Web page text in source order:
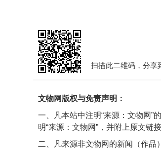
扫描此二维码，分享
文物网版权与免责声明：
一、凡本站中注明“来源：文物网”
明“来源：文物网”，并附上原文链接
二、凡来源非文物网的新闻（作品